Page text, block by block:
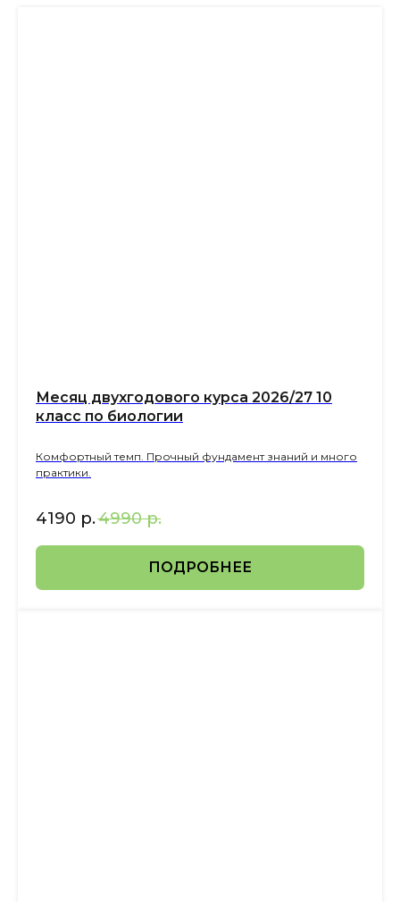
Месяц двухгодового курса 2026/27 10
класс по биологии
Комфортный темп. Прочный фундамент знаний и много
практики.
4190 р.4990 р.
ПОДРОБНЕЕ